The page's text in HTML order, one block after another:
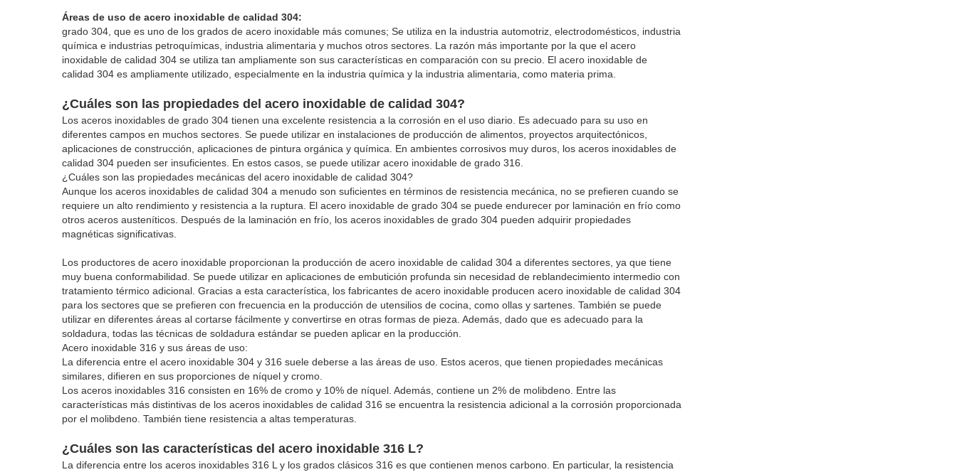
Áreas de uso de acero inoxidable de calidad 304:
grado 304, que es uno de los grados de acero inoxidable más comunes; Se utiliza en la industria automotriz, electrodomésticos, industria
química e industrias petroquímicas, industria alimentaria y muchos otros sectores. La razón más importante por la que el acero
inoxidable de calidad 304 se utiliza tan ampliamente son sus características en comparación con su precio. El acero inoxidable de
calidad 304 es ampliamente utilizado, especialmente en la industria química y la industria alimentaria, como materia prima.
¿Cuáles son las propiedades del acero inoxidable de calidad 304?
Los aceros inoxidables de grado 304 tienen una excelente resistencia a la corrosión en el uso diario. Es adecuado para su uso en
diferentes campos en muchos sectores. Se puede utilizar en instalaciones de producción de alimentos, proyectos arquitectónicos,
aplicaciones de construcción, aplicaciones de pintura orgánica y química. En ambientes corrosivos muy duros, los aceros inoxidables de
calidad 304 pueden ser insuficientes. En estos casos, se puede utilizar acero inoxidable de grado 316.
¿Cuáles son las propiedades mecánicas del acero inoxidable de calidad 304?
Aunque los aceros inoxidables de calidad 304 a menudo son suficientes en términos de resistencia mecánica, no se prefieren cuando se
requiere un alto rendimiento y resistencia a la ruptura. El acero inoxidable de grado 304 se puede endurecer por laminación en frío como
otros aceros austeníticos. Después de la laminación en frío, los aceros inoxidables de grado 304 pueden adquirir propiedades
magnéticas significativas.
Los productores de acero inoxidable proporcionan la producción de acero inoxidable de calidad 304 a diferentes sectores, ya que tiene
muy buena conformabilidad. Se puede utilizar en aplicaciones de embutición profunda sin necesidad de reblandecimiento intermedio con
tratamiento térmico adicional. Gracias a esta característica, los fabricantes de acero inoxidable producen acero inoxidable de calidad 304
para los sectores que se prefieren con frecuencia en la producción de utensilios de cocina, como ollas y sartenes. También se puede
utilizar en diferentes áreas al cortarse fácilmente y convertirse en otras formas de pieza. Además, dado que es adecuado para la
soldadura, todas las técnicas de soldadura estándar se pueden aplicar en la producción.
Acero inoxidable 316 y sus áreas de uso:
La diferencia entre el acero inoxidable 304 y 316 suele deberse a las áreas de uso. Estos aceros, que tienen propiedades mecánicas
similares, difieren en sus proporciones de níquel y cromo.
Los aceros inoxidables 316 consisten en 16% de cromo y 10% de níquel. Además, contiene un 2% de molibdeno. Entre las
características más distintivas de los aceros inoxidables de calidad 316 se encuentra la resistencia adicional a la corrosión proporcionada
por el molibdeno. También tiene resistencia a altas temperaturas.
¿Cuáles son las características del acero inoxidable 316 L?
La diferencia entre los aceros inoxidables 316 L y los grados clásicos 316 es que contienen menos carbono. En particular, la resistencia